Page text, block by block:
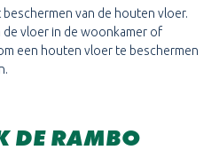
van de houten vloer.
vloer in de woonkamer of
een houten vloer te beschermen
DE RAMBO